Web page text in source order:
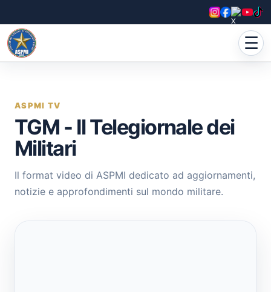
☰
ASPMI TV
TGM - Il Telegiornale dei
Militari
Il format video di ASPMI dedicato ad aggiornamenti,
notizie e approfondimenti sul mondo militare.